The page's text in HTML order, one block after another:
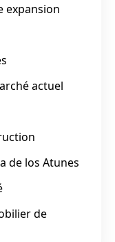
expansion
actuel
de los Atunes
de